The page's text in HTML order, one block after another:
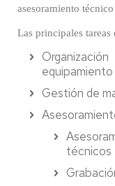
asesoramiento
Las principales tareas
equipamiento
Gestión de
técnicos